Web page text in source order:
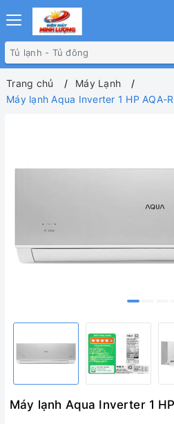
Trang chủ
Máy Lạnh
Máy lạnh Aqua Inverter 1 HP AQA-
Máy lạnh Aqua Inverter 1